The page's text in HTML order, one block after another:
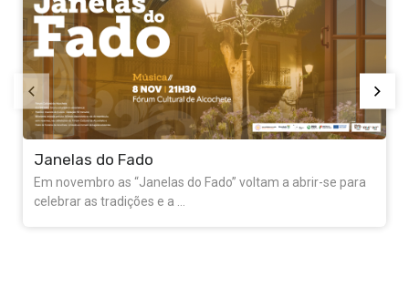
Jantar de Idiotas
A comédia regressa ao palco do Fórum Cultural de
Alcochete no final do mês de outubro. ...